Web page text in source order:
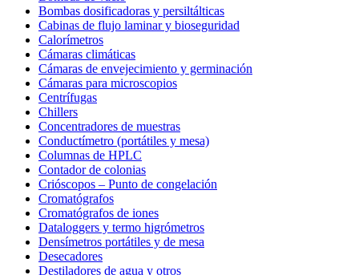
Bombas dosificadoras y persiltálticas
Cabinas de flujo laminar y bioseguridad
Calorímetros
Cámaras climáticas
Cámaras de envejecimiento y germinación
Cámaras para microscopios
Centrífugas
Chillers
Concentradores de muestras
Conductímetro (portátiles y mesa)
Columnas de HPLC
Contador de colonias
Crióscopos – Punto de congelación
Cromatógrafos
Cromatógrafos de iones
Dataloggers y termo higrómetros
Densímetros portátiles y de mesa
Desecadores
Destiladores de agua y otros